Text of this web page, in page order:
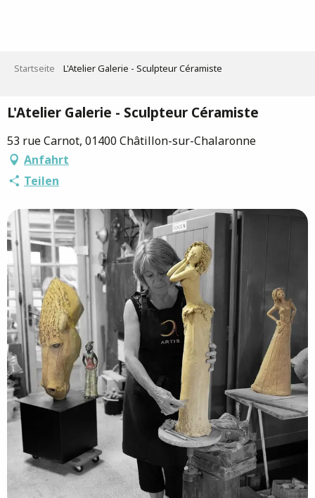
Startseite L'Atelier Galerie - Sculpteur Céramiste
L'Atelier Galerie - Sculpteur Céramiste
53 rue Carnot, 01400 Châtillon-sur-Chalaronne
Anfahrt
Teilen